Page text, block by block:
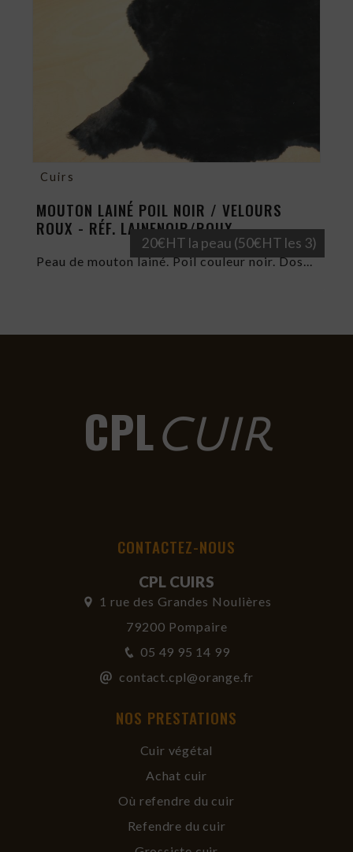
Cuirs
MOUTON LAINÉ POIL NOIR / VELOURS
ROUX - RÉF. LAINENOIR/ROUX
20€HT la peau (50€HT les 3)
Peau de mouton lainé. Poil couleur noir. Dos...
CPLCUIR
CONTACTEZ-NOUS
CPL CUIRS
1 rue des Grandes Noulières
79200 Pompaire
05 49 95 14 99
contact.cpl@orange.fr
NOS PRESTATIONS
Cuir végétal
Achat cuir
Où refendre du cuir
Refendre du cuir